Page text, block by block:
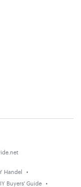
Handel
Buyers' Guide